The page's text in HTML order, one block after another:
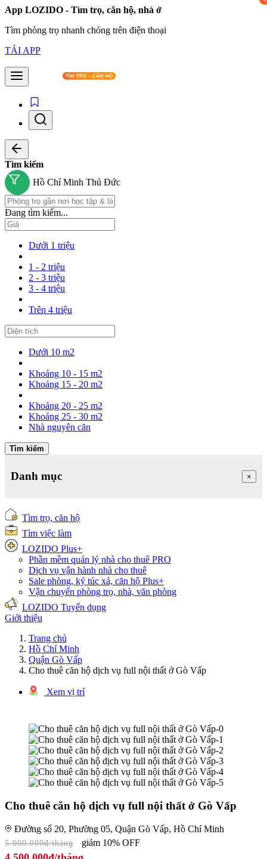
App LOZIDO - Tìm trọ, căn hộ, nhà ở
Tìm phòng trọ nhanh chóng trên điện thoại
TẢI APP
Tìm kiếm
Hồ Chí Minh Thủ Đức
Đang tìm kiếm...
Dưới 1 triệu
1 - 2 triệu
2 - 3 triệu
3 - 4 triệu
Trên 4 triệu
Dưới 10 m2
Khoảng 10 - 15 m2
Khoảng 15 - 20 m2
Khoảng 20 - 25 m2
Khoảng 25 - 30 m2
Nhà nguyên căn
Tìm kiếm
Danh mục ×
Tìm trọ, căn hộ
Tìm việc làm
LOZIDO Plus+
Phần mềm quản lý nhà cho thuê PRO
Dịch vụ vận hành nhà cho thuê
Sale phòng, ký túc xá, căn hộ Plus+
Vận chuyển phòng trọ, nhà, văn phòng
LOZIDO Tuyển dụng
Giới thiệu
Trang chủ
Hồ Chí Minh
Quận Gò Vấp
Cho thuê căn hộ dịch vụ full nội thất ở Gò Vấp
Xem vị trí
Cho thuê căn hộ dịch vụ full nội thất ở Gò Vấp
Đường số 20, Phường 05, Quận Gò Vấp, Hồ Chí Minh
5.000.000đ/tháng giảm 10% OFF